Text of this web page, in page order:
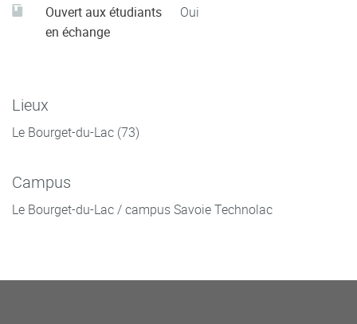
Ouvert aux étudiants
en échange
Oui
Lieux
Le Bourget-du-Lac (73)
Campus
Le Bourget-du-Lac / campus Savoie Technolac